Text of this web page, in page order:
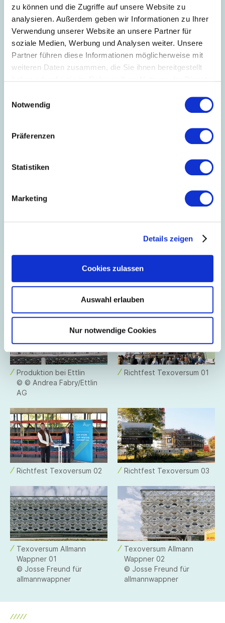
zu können und die Zugriffe auf unsere Website zu
analysieren. Außerdem geben wir Informationen zu Ihrer
Verwendung unserer Website an unsere Partner für
soziale Medien, Werbung und Analysen weiter. Unsere
Partner führen diese Informationen möglicherweise mit
weiteren Daten zusammen, die Sie ihnen bereitgestellt
Notwendig
Präferenzen
Statistiken
Marketing
Details zeigen
Cookies zulassen
Auswahl erlauben
Nur notwendige Cookies
Textilveredlung 03 Textilveredlung 02
Qualitätsprüfung 04
Qualitätsprüfung 03 Qualitätsprüfung 02
Qualitätsprüfung 01
Texoversum Hochschule
Produktion bei Ettlin
© © Andrea Fabry/Ettlin
AG
Richtfest Texoversum 01
Richtfest Texoversum 02 Richtfest Texoversum 03
Texoversum Allmann
Wappner 01
© Josse Freund für
allmannwappner
Texoversum Allmann
Wappner 02
© Josse Freund für
allmannwappner